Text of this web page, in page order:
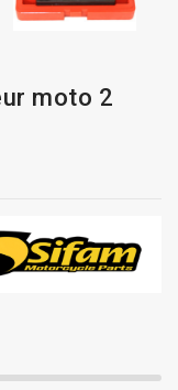
moto 2